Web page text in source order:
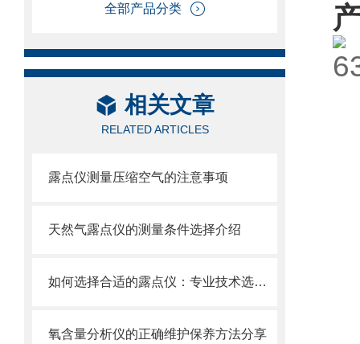
全部产品分类
相关文章
RELATED ARTICLES
露点仪测量压缩空气的注意事项
天然气露点仪的测量条件选择介绍
如何选择合适的露点仪：专业技术选型指南
氧含量分析仪的正确维护保养方法分享